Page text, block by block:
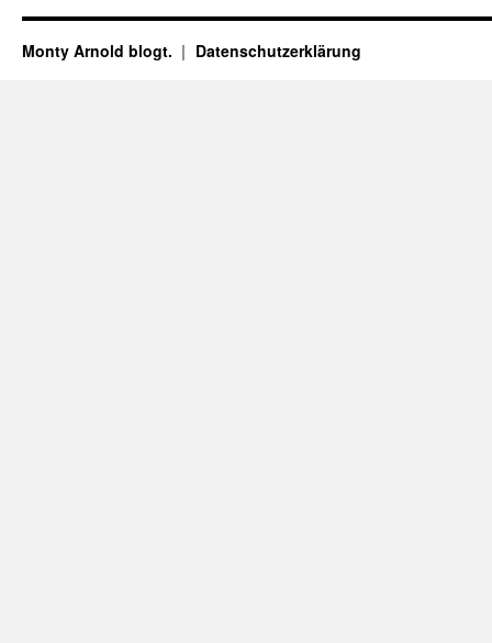
Monty Arnold blogt. Datenschutz­erklärung